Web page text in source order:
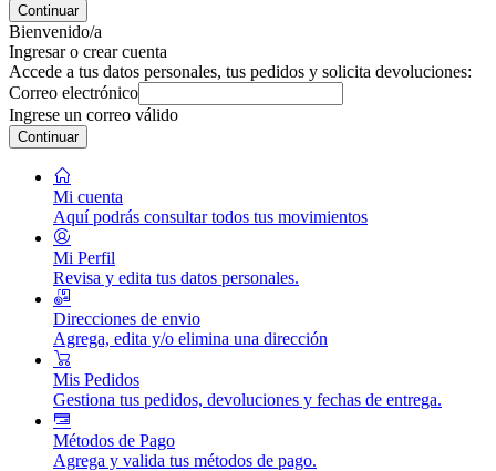
Continuar
Bienvenido/a
Ingresar o crear cuenta
Accede a tus datos personales, tus pedidos y solicita devoluciones:
Correo electrónico
Ingrese un correo válido
Continuar
Mi cuenta
Aquí podrás consultar todos tus movimientos
Mi Perfil
Revisa y edita tus datos personales.
Direcciones de envio
Agrega, edita y/o elimina una dirección
Mis Pedidos
Gestiona tus pedidos, devoluciones y fechas de entrega.
Métodos de Pago
Agrega y valida tus métodos de pago.